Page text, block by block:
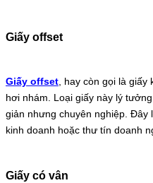
Giấy offset
Giấy offset, hay còn gọi là giấy
hơi nhám. Loại giấy này lý
giản nhưng chuyên nghiệp.
kinh doanh hoặc thư tín doanh
Giấy có vân